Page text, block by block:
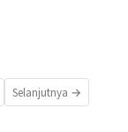
Selanjutnya →